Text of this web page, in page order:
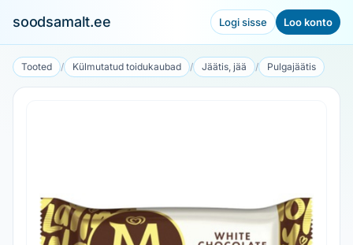
soodsamalt.ee Logi sisse Loo konto
Tooted / Külmutatud toidukaubad / Jäätis, jää / Pulgajäätis